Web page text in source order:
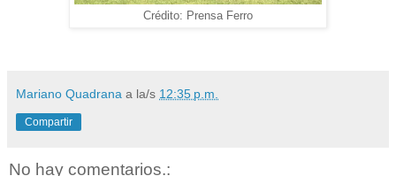
Crédito: Prensa Ferro
Mariano Quadrana a la/s 12:35 p.m.
Compartir
No hay comentarios.: